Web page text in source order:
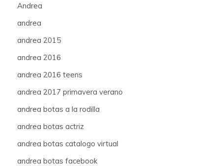
Andrea
andrea
andrea 2015
andrea 2016
andrea 2016 teens
andrea 2017 primavera verano
andrea botas a la rodilla
andrea botas actriz
andrea botas catalogo virtual
andrea botas facebook